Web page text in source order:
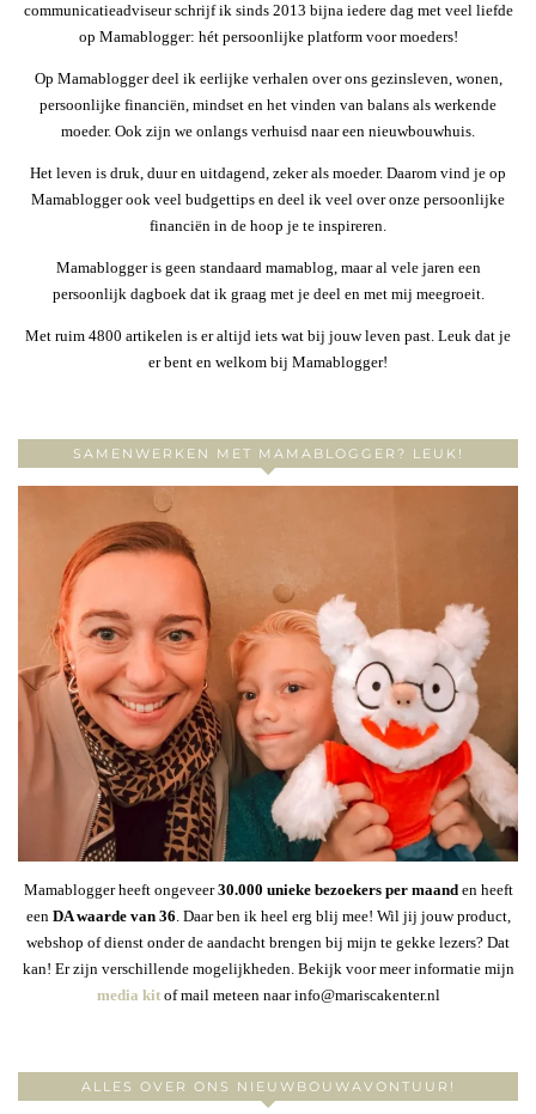
communicatieadviseur schrijf ik sinds 2013 bijna iedere dag met veel liefde
op Mamablogger: hét persoonlijke platform voor moeders!
Op Mamablogger deel ik eerlijke verhalen over ons gezinsleven, wonen,
persoonlijke financiën, mindset en het vinden van balans als werkende
moeder. Ook zijn we onlangs verhuisd naar een nieuwbouwhuis.
Het leven is druk, duur en uitdagend, zeker als moeder. Daarom vind je op
Mamablogger ook veel budgettips en deel ik veel over onze persoonlijke
financiën in de hoop je te inspireren.
Mamablogger is geen standaard mamablog, maar al vele jaren een
persoonlijk dagboek dat ik graag met je deel en met mij meegroeit.
Met ruim 4800 artikelen is er altijd iets wat bij jouw leven past. Leuk dat je
er bent en welkom bij Mamablogger!
SAMENWERKEN MET MAMABLOGGER? LEUK!
Mamablogger heeft ongeveer30.000 unieke bezoekers per maanden heeft
een DA waarde van 36 . Daar ben ik heel erg blij mee! Wil jij jouw product,
webshop of dienst onder de aandacht brengen bij mijn te gekke lezers? Dat
kan! Er zijn verschillende mogelijkheden. Bekijk voor meer informatie mijn
media kitof mail meteen naar info@mariscakenter.nl
ALLES OVER ONS NIEUWBOUWAVONTUUR!